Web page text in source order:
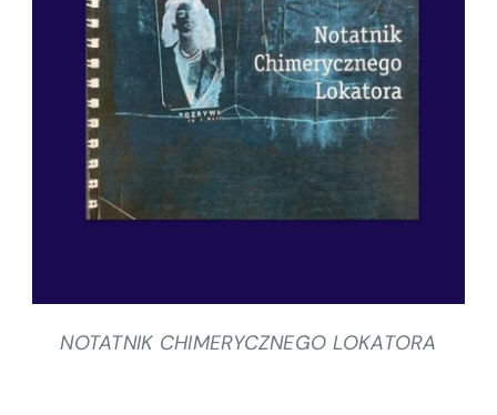
SZCZEGÓŁY
NOTATNIK CHIMERYCZNEGO LOKATORA